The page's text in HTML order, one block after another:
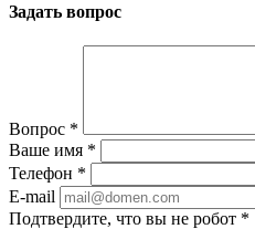
Задать вопрос
Вопрос *
Ваше имя *
Телефон *
E-mail
Подтвердите, что вы не робот *